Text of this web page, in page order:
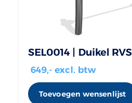
SEL0014 | Duikel RVS
649,- excl. btw
Toevoegen wensenlijst